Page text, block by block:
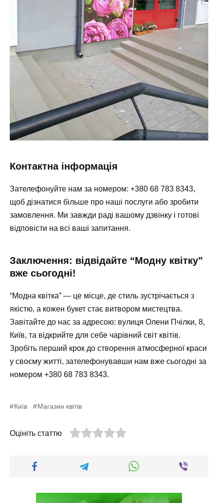
Контактна інформація
Зателефонуйте нам за номером: +380 68 783 8343,
щоб дізнатися більше про наші послуги або зробити
замовлення. Ми завжди раді вашому дзвінку і готові
відповісти на всі ваші запитання.
Заключення: відвідайте “Модну квітку”
вже сьогодні!
“Модна квітка” — це місце, де стиль зустрічається з
якістю, а кожен букет стає витвором мистецтва.
Завітайте до нас за адресою: вулиця Олени Пчілки, 8,
Київ, та відкрийте для себе чарівний світ квітів.
Зробіть перший крок до створення атмосферної краси
у своєму житті, зателефонувавши нам вже сьогодні за
номером +380 68 783 8343.
Київ Магазин квітів
Оцініть статтю